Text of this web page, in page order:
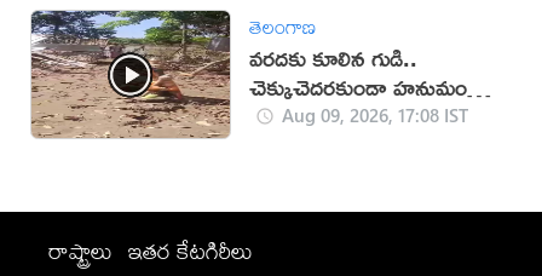
తెలంగాణ
వరదకు కూలిన గుడి..
చెక్కుచెదరకుండా హనుమంతుని
విగ్రహం!
Aug 09, 2026, 17:08 IST
రాష్ట్రాలు ఇతర కేటగిరీలు